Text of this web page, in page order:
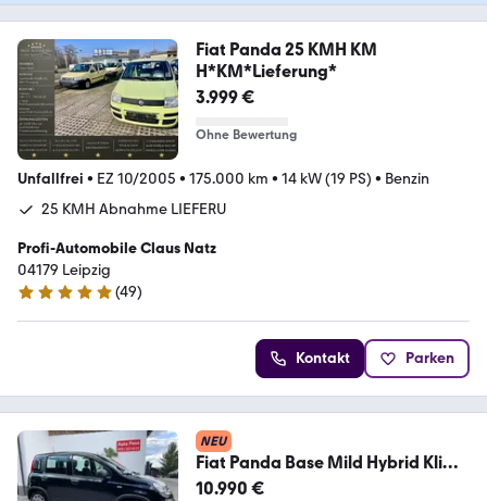
Fiat Panda 25 KMH KM
H*KM*Lieferung*
3.999 €
Ohne Bewertung
Unfallfrei • EZ 10/2005 • 175.000 km • 14 kW (19 PS) • Benzin
25 KMH Abnahme LIEFERU
Profi-Automobile Claus Natz
04179 Leipzig
5 Sterne
(49)
Kontakt Parken
NEU
Fiat Panda Base Mild Hybrid Klima
19995km
10.990 €